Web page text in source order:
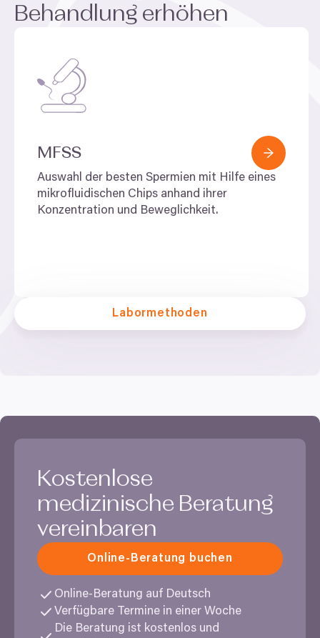
Odmítnout
Behandlung erhöhen
MFSS
Auswahl der besten Spermien mit Hilfe eines
mikrofluidischen Chips anhand ihrer
Konzentration und Beweglichkeit.
Labormethoden
Kostenlose
medizinische Beratung
vereinbaren
Online-Beratung buchen
Online-Beratung auf Deutsch
Verfügbare Termine in einer Woche
Die Beratung ist kostenlos und